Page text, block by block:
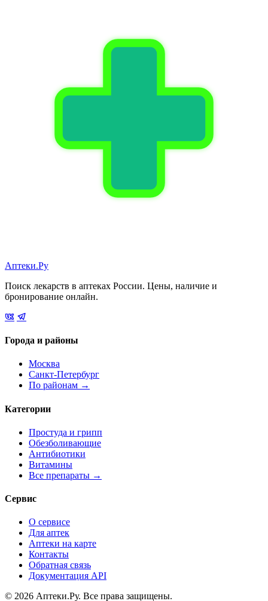
Аптеки.Ру
Поиск лекарств в аптеках России. Цены, наличие и
бронирование онлайн.
Города и районы
Москва
Санкт-Петербург
По районам →
Категории
Простуда и грипп
Обезболивающие
Антибиотики
Витамины
Все препараты →
Сервис
О сервисе
Для аптек
Аптеки на карте
Контакты
Обратная связь
Документация API
© 2026 Аптеки.Ру. Все права защищены.